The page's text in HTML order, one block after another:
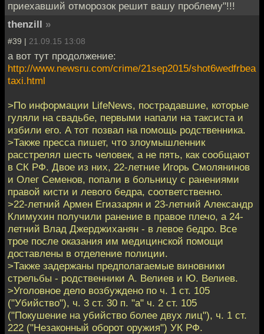
приехавший отморозок решит вашу проблему"!!!
thenzill »
#39 | 21.09.15 13:08
а вот тут продолжение:
http://www.newsru.com/crime/21sep2015/shot6wedfrbea
taxi.html
>По информации LifeNews, пострадавшие, которые
гуляли на свадьбе, первыми напали на таксиста и
избили его. А тот позвал на помощь родственника.
>Также пресса пишет, что злоумышленник
расстрелял шесть человек, а не пять, как сообщают
в СК РФ. Двое из них, 22-летние Игорь Смолянинов
и Олег Семенов, попали в больницу с ранениями
правой кисти и левого бедра, соответственно.
>22-летний Армен Егиазарян и 23-летний Александр
Климухин получили ранение в правое плечо, а 24-
летний Влад Джерджиханян - в левое бедро. Все
трое после оказания им медицинской помощи
доставлены в отделение полиции.
>Также задержаны предполагаемые виновники
стрельбы - родственники А. Велиев и Ю. Велиев.
>Уголовное дело возбуждено по ч. 1 ст. 105
("Убийство"), ч. 3 ст. 30 п. "а" ч. 2 ст. 105
("Покушение на убийство более двух лиц"), ч. 1 ст.
222 ("Незаконный оборот оружия") УК РФ.